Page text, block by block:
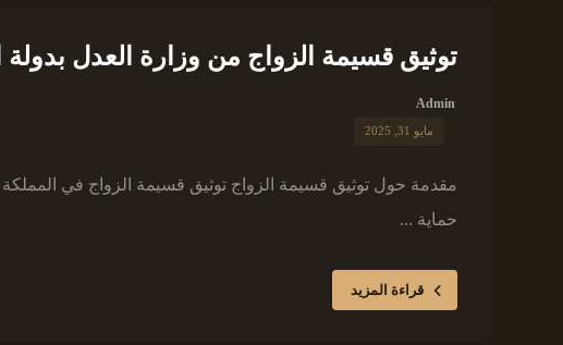
توثيق قسيمة الزواج من وزارة العدل
Admin
مايو 31, 2025
مقدمة حول توثيق قسيمة الزواج توثيق قسيمة الزواج في
حماية ...
قراءة المزيد